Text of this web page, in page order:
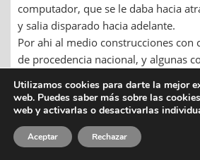
computador, que se le daba hacia
y salia disparado hacia adelante.
Por ahi al medio construcciones con
de procedencia nacional, y algunas
Recuerdo haber tenido a Donatello
me encantaba ese personaje
kendo me parecia la mejor de las
«La Mascara» con un disparados de
Utilizamos cookies para darte la mejor
web. Puedes saber más sobre las
web y activarlas o desactivarlas
Aceptar Rechazar